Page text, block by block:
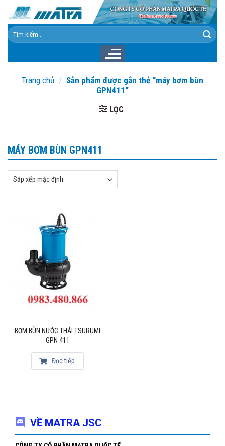
content
Tìm
kiếm:
Trang chủ / Sản phẩm được gắn thẻ “máy bơm bùn
GPN411”
LỌC
MÁY BƠM BÙN GPN411
BƠM BÙN NƯỚC THẢI TSURUMI
GPN 411
Đọc tiếp
VỀ MATRA JSC